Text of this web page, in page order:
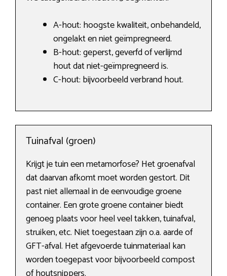
A-hout: hoogste kwaliteit, onbehandeld,
ongelakt en niet geïmpregneerd.
B-hout: geperst, geverfd of verlijmd
hout dat niet-geïmpregneerd is.
C-hout: bijvoorbeeld verbrand hout.
Tuinafval (groen)
Krijgt je tuin een metamorfose? Het groenafval
dat daarvan afkomt moet worden gestort. Dit
past niet allemaal in de eenvoudige groene
container. Een grote groene container biedt
genoeg plaats voor heel veel takken, tuinafval,
struiken, etc. Niet toegestaan zijn o.a. aarde of
GFT-afval. Het afgevoerde tuinmateriaal kan
worden toegepast voor bijvoorbeeld compost